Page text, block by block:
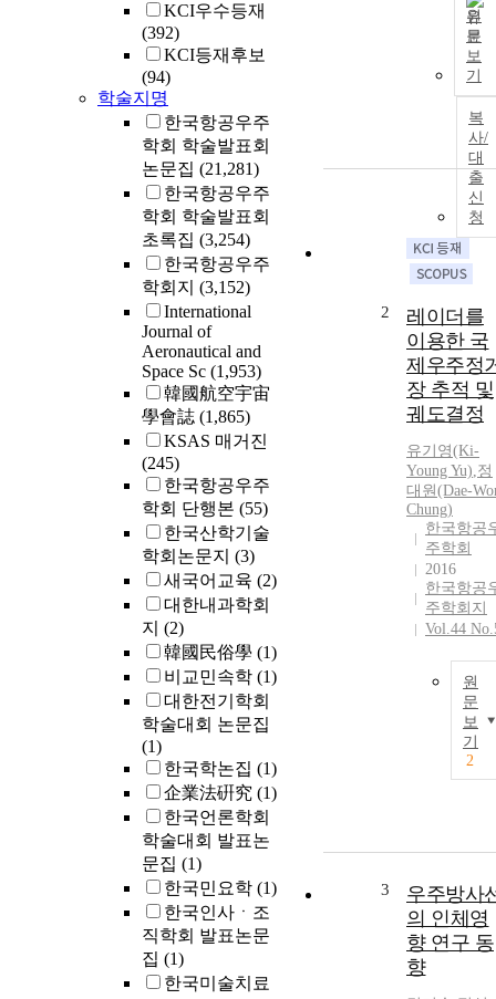
KCI우수등재
(392)
KCI등재후보
(94)
학술지명
한국항공우주
학회 학술발표회
논문집 (21,281)
한국항공우주
학회 학술발표회
초록집 (3,254)
한국항공우주
학회지 (3,152)
International
Journal of
Aeronautical and
Space Sc (1,953)
韓國航空宇宙
學會誌 (1,865)
KSAS 매거진
(245)
한국항공우주
학회 단행본 (55)
한국산학기술
학회논문지 (3)
새국어교육 (2)
대한내과학회
지 (2)
韓國民俗學 (1)
비교민속학 (1)
대한전기학회
학술대회 논문집
(1)
한국학논집 (1)
企業法硏究 (1)
한국언론학회
학술대회 발표논
문집 (1)
한국민요학 (1)
한국인사ㆍ조
직학회 발표논문
집 (1)
한국미술치료
원
문
보
기
복
사/
대
출
신
청
2
레이더를
이용한 국
제우주정
장 추적 및
궤도결정
유기영(Ki-
Young Yu),정
대원(Dae-
Chung)
한국항공
주학회
2016
한국항공
주학회지
Vol.44
원
문
보
기
2
3
우주방사
의 인체영
향 연구 동
향